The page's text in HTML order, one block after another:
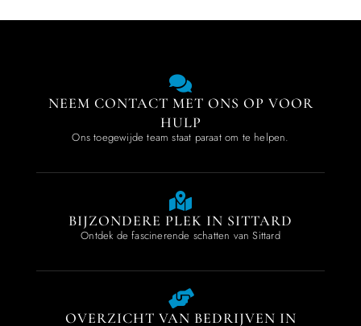
NEEM CONTACT MET ONS OP VOOR
HULP
Ons toegewijde team staat paraat om te helpen.
BIJZONDERE PLEK IN SITTARD
Ontdek de fascinerende schatten van Sittard
OVERZICHT VAN BEDRIJVEN IN